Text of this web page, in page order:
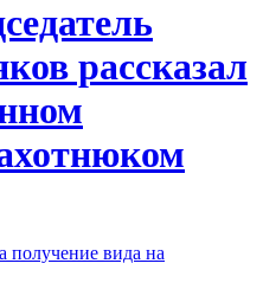
рассказал
получение вида на